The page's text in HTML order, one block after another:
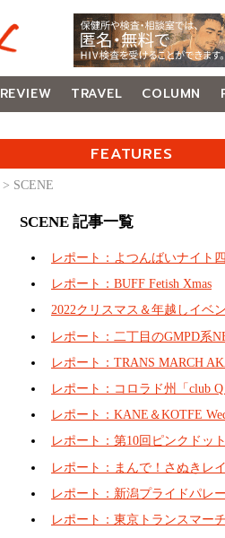
REVIEW TRAVEL COLUMN
FEATURES
> SCENE
SCENE 記事一覧
レポート：よつんばいナイト
レポート：BUFF Fetish Xmas
2022クリスマス＆年越しイベ
レポート：二丁目のGMPD系
レポート：TRANS MARCH
レポート：コロラド州「club
レポート：KANE＆KOTFE
レポート：第10回ピンクドッ
レポート：まんで！さぬきレ
レポート：新潟プライドパレ
レポート：東京トランスマー